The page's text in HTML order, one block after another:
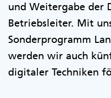
und Weitergabe der
Betriebsleiter. Mit
Sonderprogramm
werden wir auch
digitaler Techniken